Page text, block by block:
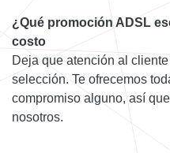
¿Qué promoción ADSL
costo
Deja que atención al
selección. Te ofrecemos
compromiso alguno, así
nosotros.